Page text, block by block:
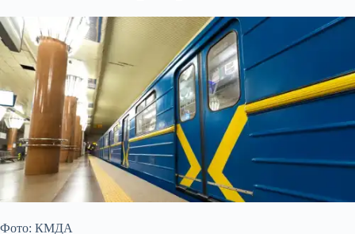
Фото: КМДА